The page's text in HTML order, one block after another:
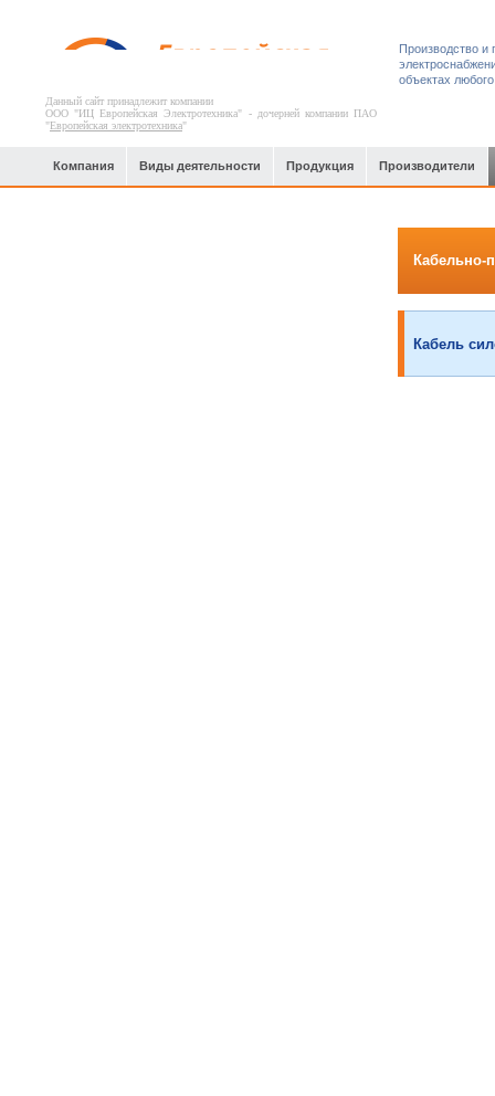
Данный сайт принадлежит компании
ООО "ИЦ Европейская Электротехника" - дочерней компании ПАО
"Европейская электротехника"
Производство и
объектах
Компания Виды деятельности Продукция Производители
Кабельно-
Кабель